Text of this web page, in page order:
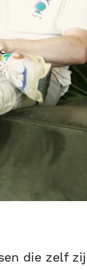
die zelf